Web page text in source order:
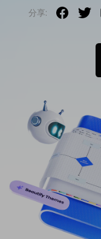
平面圖
文章内容
搜索
分享: